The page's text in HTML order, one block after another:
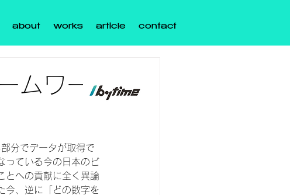
about works article contact
ムワー
分でデータが取得で
っている今の日本のビ
とへの貢献に全く異論
今、逆に「どの数字を